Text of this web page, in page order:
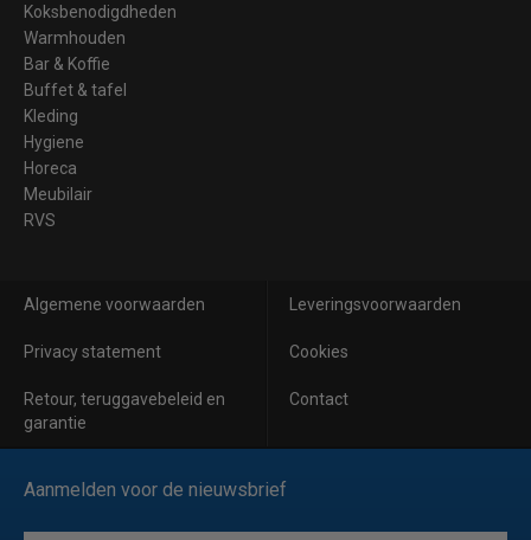
Koksbenodigdheden
Warmhouden
Bar & Koffie
Buffet & tafel
Kleding
Hygiene
Horeca
Meubilair
RVS
Algemene voorwaarden Leveringsvoorwaarden
Privacy statement Cookies
Retour, teruggavebeleid en
garantie
Contact
Aanmelden voor de nieuwsbrief